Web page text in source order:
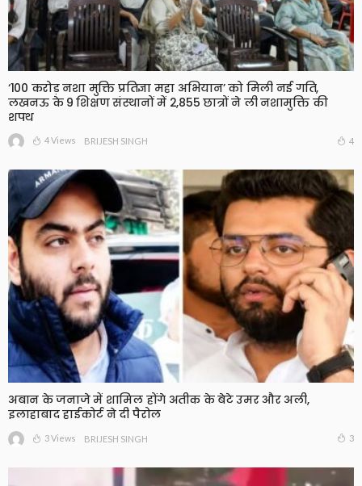
‘100 करोड़ नशा मुक्ति प्रतिज्ञा महा अभियान’ को मिली नई गति,
लखनऊ के 9 शिक्षण संस्थानों में 2,855 छात्रों ने ली नशामुक्ति की
शपथ
4 Views BRIJESH SINGH 4
अबान के जनाजे में शामिल होंगे अतीक के बेटे उमर और अली,
इलाहाबाद हाईकोर्ट ने दी पैरोल
3 Views BRIJESH SINGH 3